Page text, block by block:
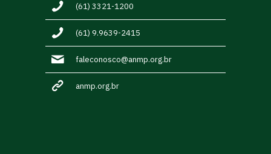
(61) 3321-1200
(61) 9.9639-2415
faleconosco@anmp.org.br
anmp.org.br